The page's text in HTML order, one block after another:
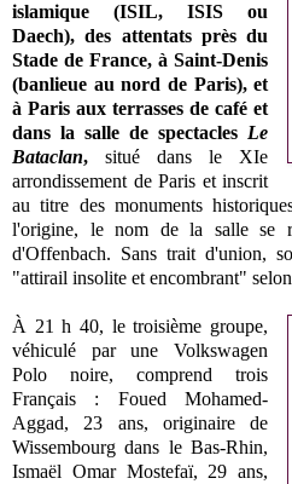
islamique (ISIL, ISIS ou
Daech), des attentats près du
Stade de France, à Saint-Denis
(banlieue au nord de Paris), et
à Paris aux terrasses de café et
dans la salle de spectacles Le
Bataclan,situé dans le XIe
arrondissement de Paris et inscrit
au titre des monuments
l'origine, le nom de la salle se
d'Offenbach. Sans trait d'union,
"attirail insolite et encombrant"
À 21 h 40, le troisième groupe,
véhiculé par une Volkswagen
Polo noire, comprend trois
Français : Foued Mohamed-
Aggad, 23 ans, originaire de
Wissembourg dans le Bas-Rhin,
Ismaël Omar Mostefaï, 29 ans,